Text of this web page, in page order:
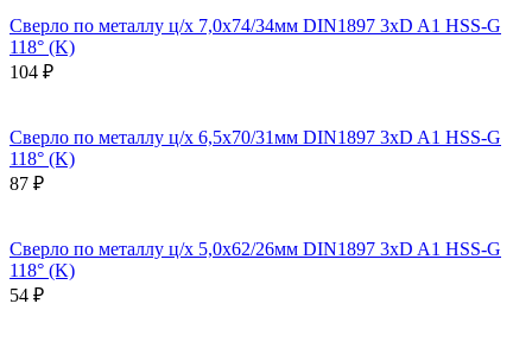
Сверло по металлу ц/х 7,0x74/34мм DIN1897 3xD A1 HSS-G
118° (K)
104 ₽
Сверло по металлу ц/х 6,5x70/31мм DIN1897 3xD A1 HSS-G
118° (K)
87 ₽
Сверло по металлу ц/х 5,0x62/26мм DIN1897 3xD A1 HSS-G
118° (K)
54 ₽